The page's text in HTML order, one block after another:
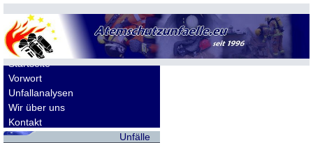
Allgemeines
Startseite
Vorwort
Unfallanalysen
Wir über uns
Kontakt
Unfälle